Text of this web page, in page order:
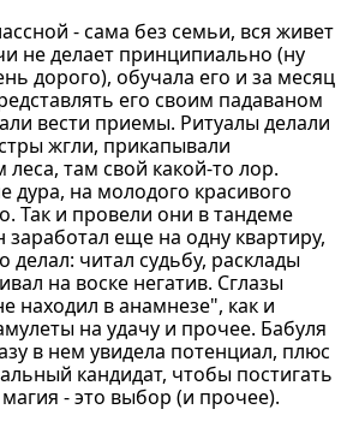
- сама без семьи, вся живет
не делает принципиально (ну
дорого), обучала его и за месяц
его своим падаваном
вести приемы. Ритуалы делали
жгли, прикапывали
там свой какой-то лор.
дура, на молодого красивого
Так и провели они в тандеме
еще на одну квартиру,
делал: читал судьбу, расклады
на воске негатив. Сглазы
находил в анамнезе", как и
на удачу и прочее. Бабуля
в нем увидела потенциал, плюс
кандидат, чтобы постигать
- это выбор (и прочее).